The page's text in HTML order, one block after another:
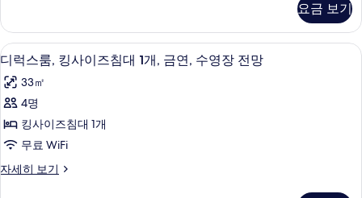
두
보
기
보
기
대
개,
금
연
사
진
모
퀸
사
이
즈
침
대
개,
금
자
요금 보기
디
럭
스
룸,
킹
이
오리/거위털 이불, 필로우탑 침대, 객실
7
디럭스룸, 킹사이즈침대 1개, 금연, 수영장 전망
33㎡
4명
킹사이즈침대 1개
무료 WiFi
자세히 보기
디